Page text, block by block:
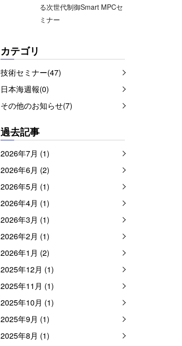
る次世代制御Smart MPCセ
ミナー
カテゴリ
技術セミナー(47)
日本海週報(0)
その他のお知らせ(7)
過去記事
2026年7月 (1)
2026年6月 (2)
2026年5月 (1)
2026年4月 (1)
2026年3月 (1)
2026年2月 (1)
2026年1月 (2)
2025年12月 (1)
2025年11月 (1)
2025年10月 (1)
2025年9月 (1)
2025年8月 (1)